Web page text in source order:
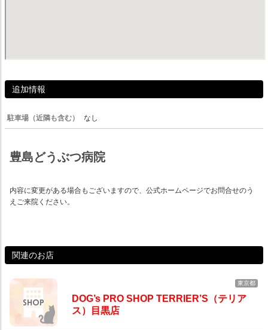
追加情報
駐車場（近隣も含む） なし
豊島どうぶつ病院
内容に変更がある場合もございますので、公式ホームページでお問合せのう
えご来院ください。
関連のお店
東京都
DOG’s PRO SHOP TERRIER’S（テリア
ス）目黒店